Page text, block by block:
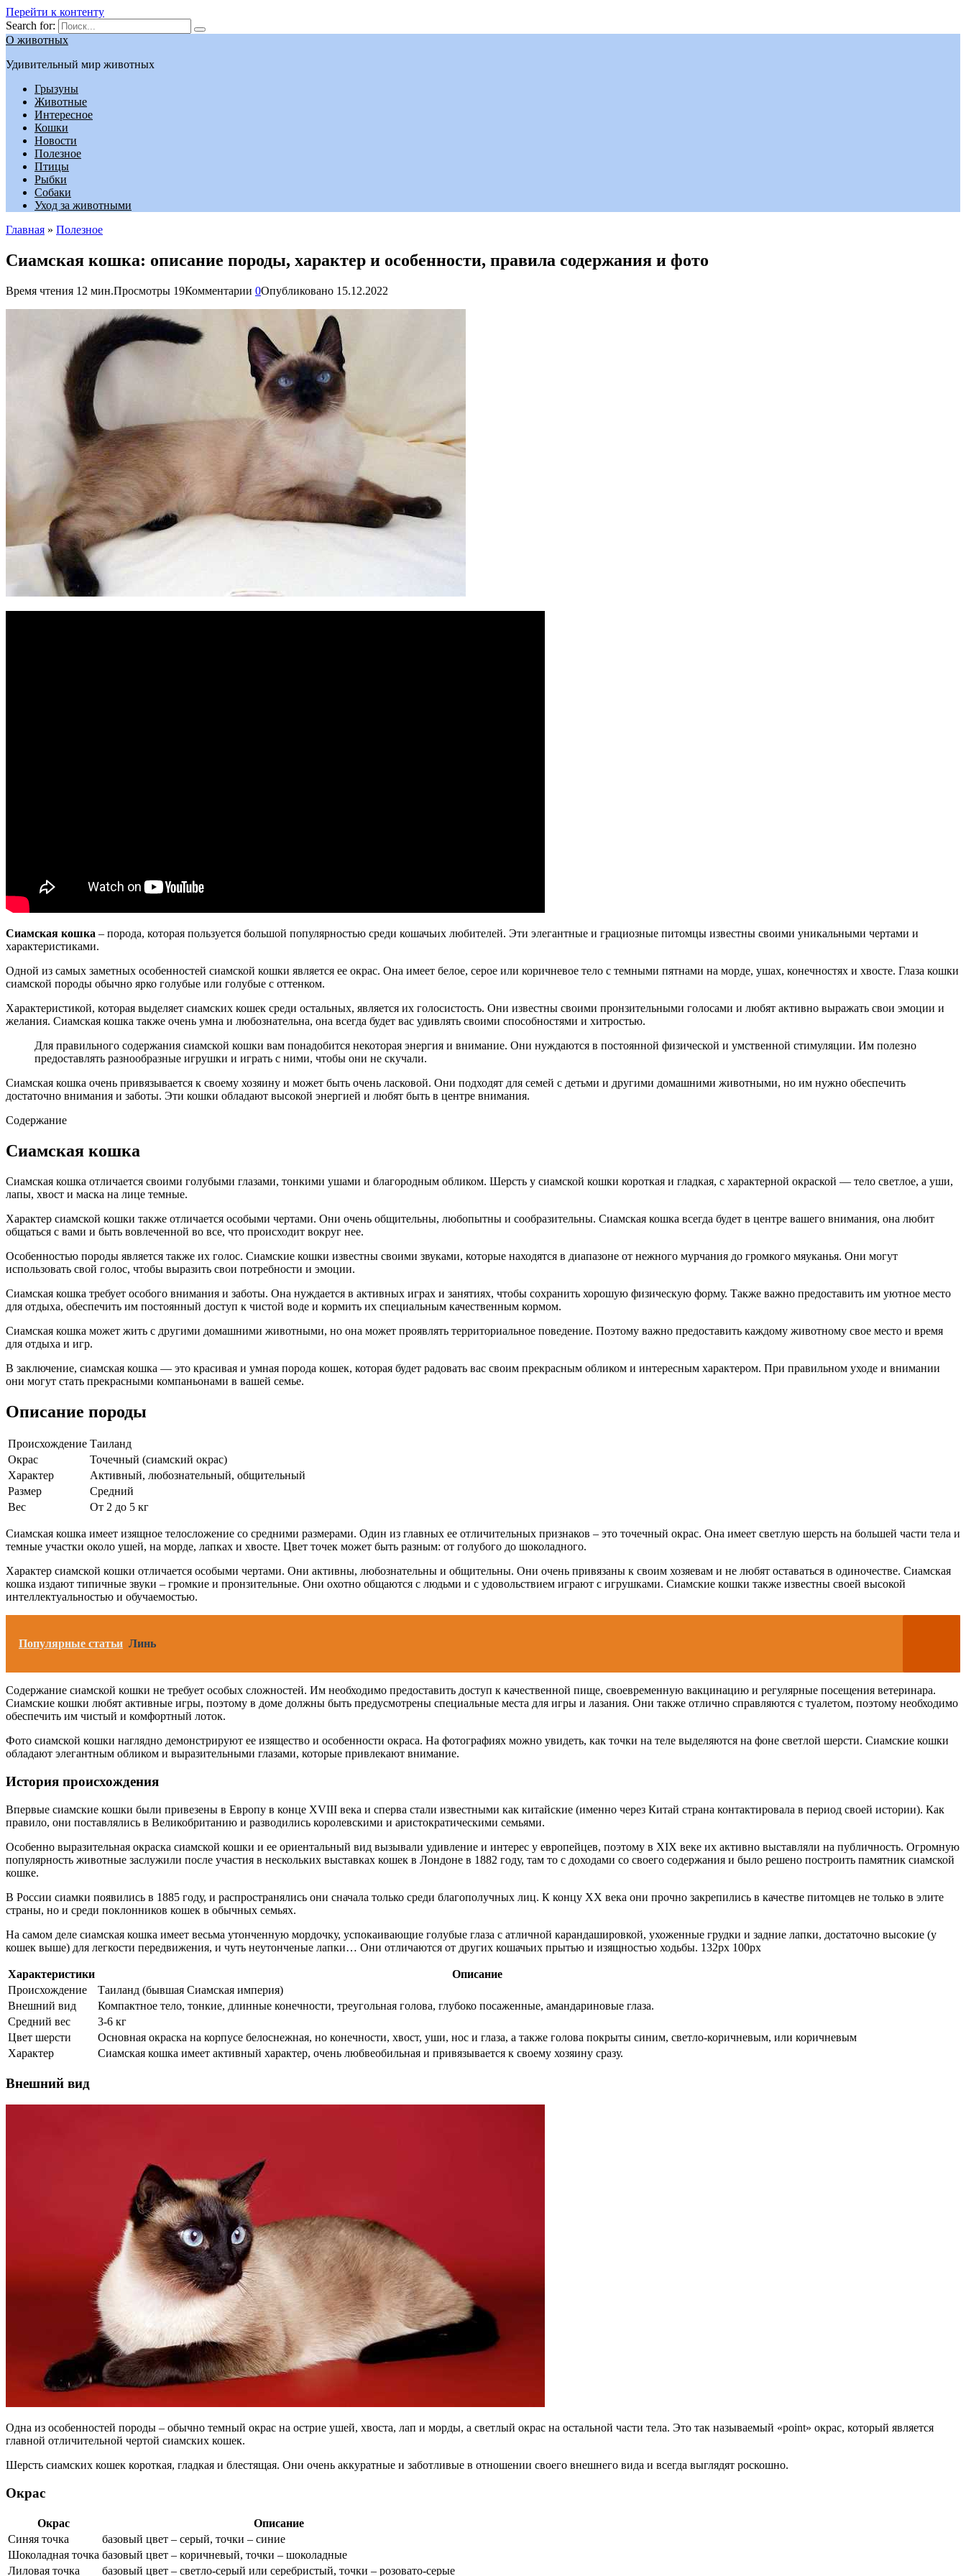
Перейти к контенту
Search for:
О животных
Удивительный мир животных
Грызуны
Животные
Интересное
Кошки
Новости
Полезное
Птицы
Рыбки
Собаки
Уход за животными
Главная » Полезное
Сиамская кошка: описание породы, характер и особенности, правила содержания и фото
Время чтения 12 мин.Просмотры 19Комментарии 0Опубликовано 15.12.2022
Сиамская кошка – порода, которая пользуется большой популярностью среди кошачьих любителей. Эти элегантные и грациозные питомцы известны своими уникальными чертами и
характеристиками.
Одной из самых заметных особенностей сиамской кошки является ее окрас. Она имеет белое, серое или коричневое тело с темными пятнами на морде, ушах, конечностях и хвосте. Глаза кошки
сиамской породы обычно ярко голубые или голубые с оттенком.
Характеристикой, которая выделяет сиамских кошек среди остальных, является их голосистость. Они известны своими пронзительными голосами и любят активно выражать свои эмоции и
желания. Сиамская кошка также очень умна и любознательна, она всегда будет вас удивлять своими способностями и хитростью.
Для правильного содержания сиамской кошки вам понадобится некоторая энергия и внимание. Они нуждаются в постоянной физической и умственной стимуляции. Им полезно
предоставлять разнообразные игрушки и играть с ними, чтобы они не скучали.
Сиамская кошка очень привязывается к своему хозяину и может быть очень ласковой. Они подходят для семей с детьми и другими домашними животными, но им нужно обеспечить
достаточно внимания и заботы. Эти кошки обладают высокой энергией и любят быть в центре внимания.
Содержание
Сиамская кошка
Сиамская кошка отличается своими голубыми глазами, тонкими ушами и благородным обликом. Шерсть у сиамской кошки короткая и гладкая, с характерной окраской — тело светлое, а уши,
лапы, хвост и маска на лице темные.
Характер сиамской кошки также отличается особыми чертами. Они очень общительны, любопытны и сообразительны. Сиамская кошка всегда будет в центре вашего внимания, она любит
общаться с вами и быть вовлеченной во все, что происходит вокруг нее.
Особенностью породы является также их голос. Сиамские кошки известны своими звуками, которые находятся в диапазоне от нежного мурчания до громкого мяуканья. Они могут
использовать свой голос, чтобы выразить свои потребности и эмоции.
Сиамская кошка требует особого внимания и заботы. Она нуждается в активных играх и занятиях, чтобы сохранить хорошую физическую форму. Также важно предоставить им уютное место
для отдыха, обеспечить им постоянный доступ к чистой воде и кормить их специальным качественным кормом.
Сиамская кошка может жить с другими домашними животными, но она может проявлять территориальное поведение. Поэтому важно предоставить каждому животному свое место и время
для отдыха и игр.
В заключение, сиамская кошка — это красивая и умная порода кошек, которая будет радовать вас своим прекрасным обликом и интересным характером. При правильном уходе и внимании
они могут стать прекрасными компаньонами в вашей семье.
Описание породы
Происхождение Таиланд
Окрас
Точечный (сиамский окрас)
Характер
Активный, любознательный, общительный
Размер
Средний
Вес
От 2 до 5 кг
Сиамская кошка имеет изящное телосложение со средними размерами. Один из главных ее отличительных признаков – это точечный окрас. Она имеет светлую шерсть на большей части тела и
темные участки около ушей, на морде, лапках и хвосте. Цвет точек может быть разным: от голубого до шоколадного.
Характер сиамской кошки отличается особыми чертами. Они активны, любознательны и общительны. Они очень привязаны к своим хозяевам и не любят оставаться в одиночестве. Сиамская
кошка издают типичные звуки – громкие и пронзительные. Они охотно общаются с людьми и с удовольствием играют с игрушками. Сиамские кошки также известны своей высокой
интеллектуальностью и обучаемостью.
Популярные статьи Линь
Содержание сиамской кошки не требует особых сложностей. Им необходимо предоставить доступ к качественной пище, своевременную вакцинацию и регулярные посещения ветеринара.
Сиамские кошки любят активные игры, поэтому в доме должны быть предусмотрены специальные места для игры и лазания. Они также отлично справляются с туалетом, поэтому необходимо
обеспечить им чистый и комфортный лоток.
Фото сиамской кошки наглядно демонстрируют ее изящество и особенности окраса. На фотографиях можно увидеть, как точки на теле выделяются на фоне светлой шерсти. Сиамские кошки
обладают элегантным обликом и выразительными глазами, которые привлекают внимание.
История происхождения
Впервые сиамские кошки были привезены в Европу в конце XVIII века и сперва стали известными как китайские (именно через Китай страна контактировала в период своей истории). Как
правило, они поставлялись в Великобританию и разводились королевскими и аристократическими семьями.
Особенно выразительная окраска сиамской кошки и ее ориентальный вид вызывали удивление и интерес у европейцев, поэтому в XIX веке их активно выставляли на публичность. Огромную
популярность животные заслужили после участия в нескольких выставках кошек в Лондоне в 1882 году, там то с доходами со своего содержания и было решено построить памятник сиамской
кошке.
В России сиамки появились в 1885 году, и распространялись они сначала только среди благополучных лиц. К концу XX века они прочно закрепились в качестве питомцев не только в элите
страны, но и среди поклонников кошек в обычных семьях.
На самом деле сиамская кошка имеет весьма утонченную мордочку, успокаивающие голубые глаза с атличной карандашировкой, ухоженные грудки и задние лапки, достаточно высокие (у
кошек выше) для легкости передвижения, и чуть неутонченые лапки… Они отличаются от других кошачьих прытью и изящностью ходьбы. 132px 100px
Характеристики
Описание
Происхождение
Таиланд (бывшая Сиамская империя)
Внешний вид
Компактное тело, тонкие, длинные конечности, треугольная голова, глубоко посаженные, амандариновые глаза.
Средний вес
3-6 кг
Цвет шерсти
Основная окраска на корпусе белоснежная, но конечности, хвост, уши, нос и глаза, а также голова покрыты синим, светло-коричневым, или коричневым
Характер
Сиамская кошка имеет активный характер, очень любвеобильная и привязывается к своему хозяину сразу.
Внешний вид
Одна из особенностей породы – обычно темный окрас на острие ушей, хвоста, лап и морды, а светлый окрас на остальной части тела. Это так называемый «point» окрас, который является
главной отличительной чертой сиамских кошек.
Шерсть сиамских кошек короткая, гладкая и блестящая. Они очень аккуратные и заботливые в отношении своего внешнего вида и всегда выглядят роскошно.
Окрас
Окрас
Описание
Синяя точка
базовый цвет – серый, точки – синие
Шоколадная точка базовый цвет – коричневый, точки – шоколадные
Лиловая точка
базовый цвет – светло-серый или серебристый, точки – розовато-серые